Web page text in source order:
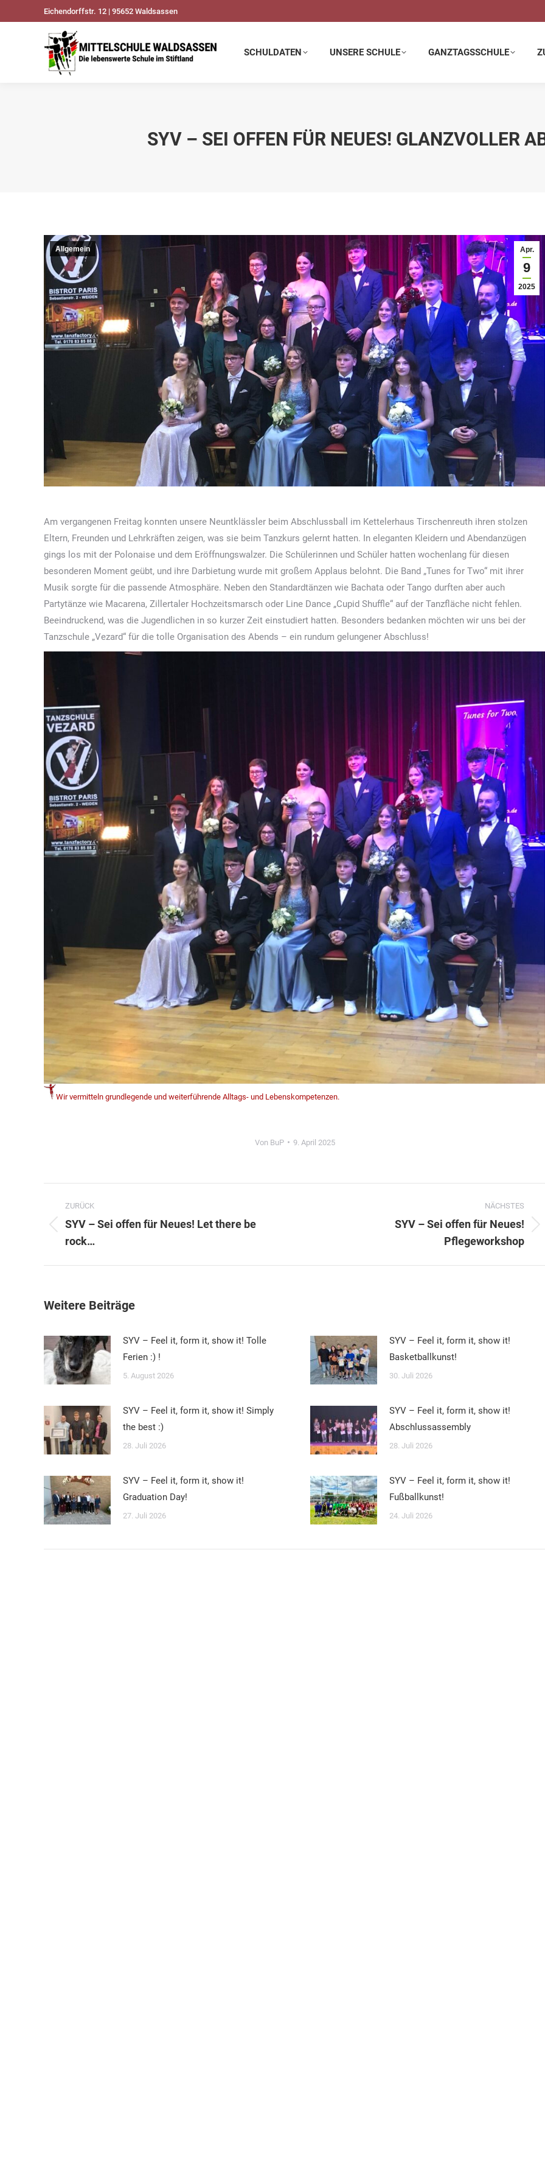
Eichendorffstr. 12 | 95652 Waldsassen
SCHULDATEN UNSERE SCHULE GANZTAGSSCHULE
SYV – SEI OFFEN FÜR NEUES! GLANZVOLLER
Apr.
9
2025
Allgemein
Am vergangenen Freitag konnten unsere Neuntklässler beim Abschlussball im Kettelerhaus Tirschenreuth ihren stolzen
Eltern, Freunden und Lehrkräften zeigen, was sie beim Tanzkurs gelernt hatten. In eleganten Kleidern und Abendanzügen
gings los mit der Polonaise und dem Eröffnungswalzer. Die Schülerinnen und Schüler hatten wochenlang für diesen
besonderen Moment geübt, und ihre Darbietung wurde mit großem Applaus belohnt. Die Band „Tunes for Two“ mit ihrer
Musik sorgte für die passende Atmosphäre. Neben den Standardtänzen wie Bachata oder Tango durften aber auch
Partytänze wie Macarena, Zillertaler Hochzeitsmarsch oder Line Dance „Cupid Shuffle“ auf der Tanzfläche nicht fehlen.
Beeindruckend, was die Jugendlichen in so kurzer Zeit einstudiert hatten. Besonders bedanken möchten wir uns bei der
Tanzschule „Vezard“ für die tolle Organisation des Abends – ein rundum gelungener Abschluss!
Wir vermitteln grundlegende und weiterführende Alltags- und Lebenskompetenzen.
Von BuP 9. April 2025
ZURÜCK
Vorheriger
Beitrag:
SYV – Sei offen für Neues! Let there be
rock…
NÄCHSTES
SYV – Sei offen für Neues!
Pflegeworkshop
Weitere Beiträge
SYV – Feel it, form it, show it! Tolle
Ferien :) !
5. August 2026
SYV – Feel it, form it, show it!
Basketballkunst!
30. Juli 2026
SYV – Feel it, form it, show it! Simply
the best :)
28. Juli 2026
SYV – Feel it, form it, show it!
Abschlussassembly
28. Juli 2026
SYV – Feel it, form it, show it!
Graduation Day!
27. Juli 2026
SYV – Feel it, form it, show it!
Fußballkunst!
24. Juli 2026